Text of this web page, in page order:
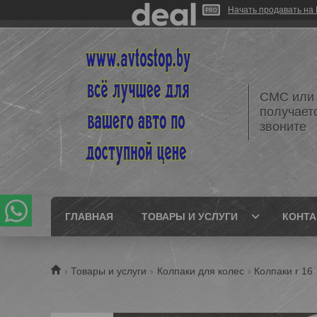
Начать продавать на
СМС или
звоните
ГЛАВНАЯ ТОВАРЫ И УСЛУГИ
Товары и услуги Колпаки для колес Колпаки r 16